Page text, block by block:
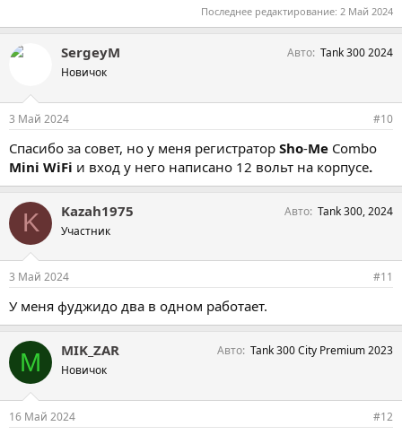
Последнее редактирование: 2 Май 2024
SergeyM
Новичок
Авто Tank 300 2024
3 Май 2024 #10
Спасибо за совет, но у меня регистратор Sho-Me Combo
Mini WiFi и вход у него написано 12 вольт на корпусе.
K Kazah1975
Участник
Авто Tank 300, 2024
3 Май 2024 #11
У меня фуджидо два в одном работает.
M MIK_ZAR
Новичок
Авто Tank 300 City Premium 2023
16 Май 2024 #12